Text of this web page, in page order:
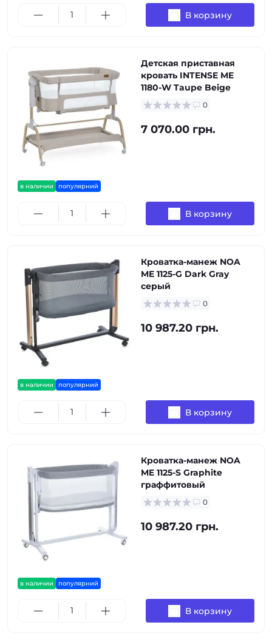
В корзину
в наличии популярний
Детская приставная
кровать INTENSE ME
1180-W Taupe Beige
0
7 070.00 грн.
В корзину
в наличии популярний
Кроватка-манеж NOA
ME 1125-G Dark Gray
серый
0
10 987.20 грн.
В корзину
в наличии популярний
Кроватка-манеж NOA
ME 1125-S Graphite
граффитовый
0
10 987.20 грн.
В корзину